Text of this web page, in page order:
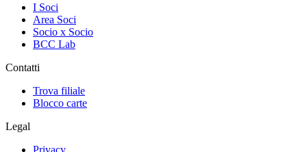
I Soci
Area Soci
Socio x Socio
BCC Lab
Contatti
Trova filiale
Blocco carte
Legal
Privacy